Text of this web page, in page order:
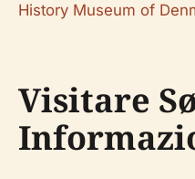
History Museum of
Visitare